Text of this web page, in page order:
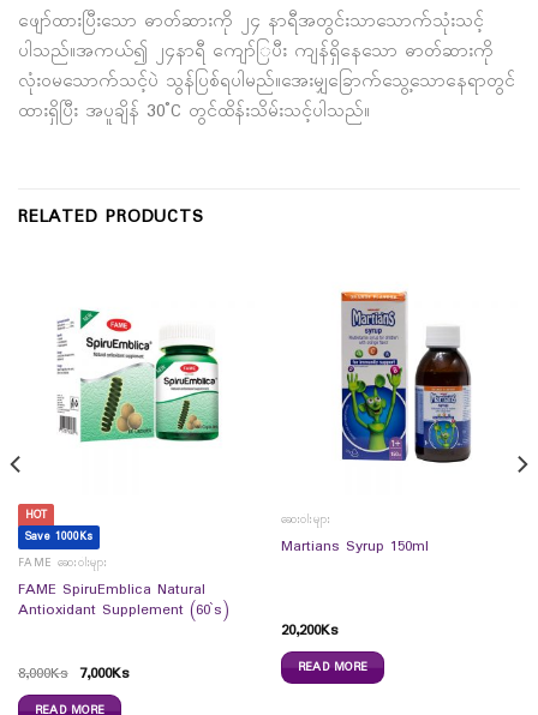
ဖျော်ထားပြီးသော ဓာတ်ဆားကို ၂၄ နာရီအတွင်းသာသောက်သုံးသင့်
ပါသည်။အကယ်၍ ၂၄နာရီ ကျော်ြပီး ကျန်ရှိနေသော ဓာတ်ဆားကို
လုံးဝမသောက်သင့်ပဲ သွန်ပြစ်ရပါမည်။အေးမျှခြောက်သွေ့သောနေရာတွင်
ထားရှိပြီး အပူချိန် 30˚C တွင်ထိန်းသိမ်းသင့်ပါသည်။
RELATED PRODUCTS
HOT
Save 1000Ks
FAME ဆေးဝါးများ
FAME SpiruEmblica Natural
Antioxidant Supplement (60`s)
8,000Ks 7,000Ks
READ MORE
ဆေးဝါးများ
Martians Syrup 150ml
20,200Ks
READ MORE